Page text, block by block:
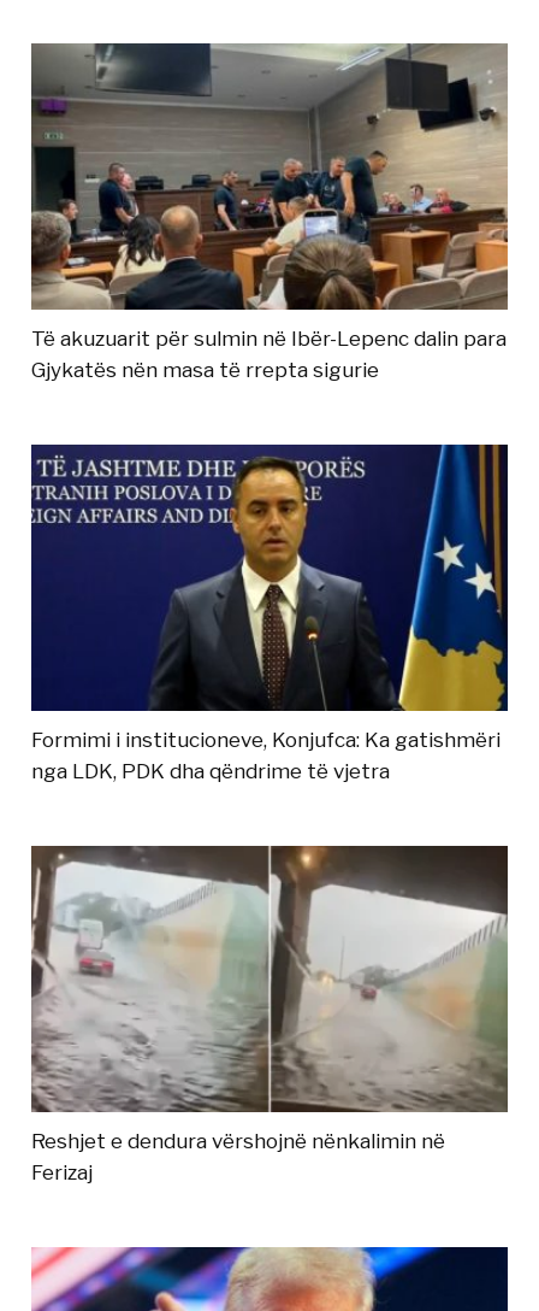
Të akuzuarit për sulmin në Ibër-Lepenc dalin para
Gjykatës nën masa të rrepta sigurie
Formimi i institucioneve, Konjufca: Ka gatishmëri
nga LDK, PDK dha qëndrime të vjetra
Reshjet e dendura vërshojnë nënkalimin në
Ferizaj